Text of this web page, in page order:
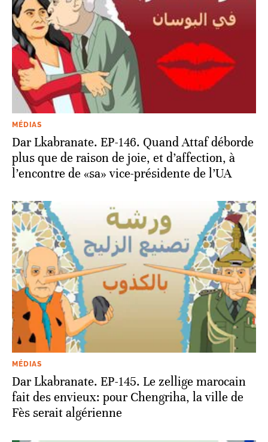
MÉDIAS
Dar Lkabranate. EP-146. Quand Attaf déborde
plus que de raison de joie, et d’affection, à
l’encontre de «sa» vice-présidente de l’UA
MÉDIAS
Dar Lkabranate. EP-145. Le zellige marocain
fait des envieux: pour Chengriha, la ville de
Fès serait algérienne